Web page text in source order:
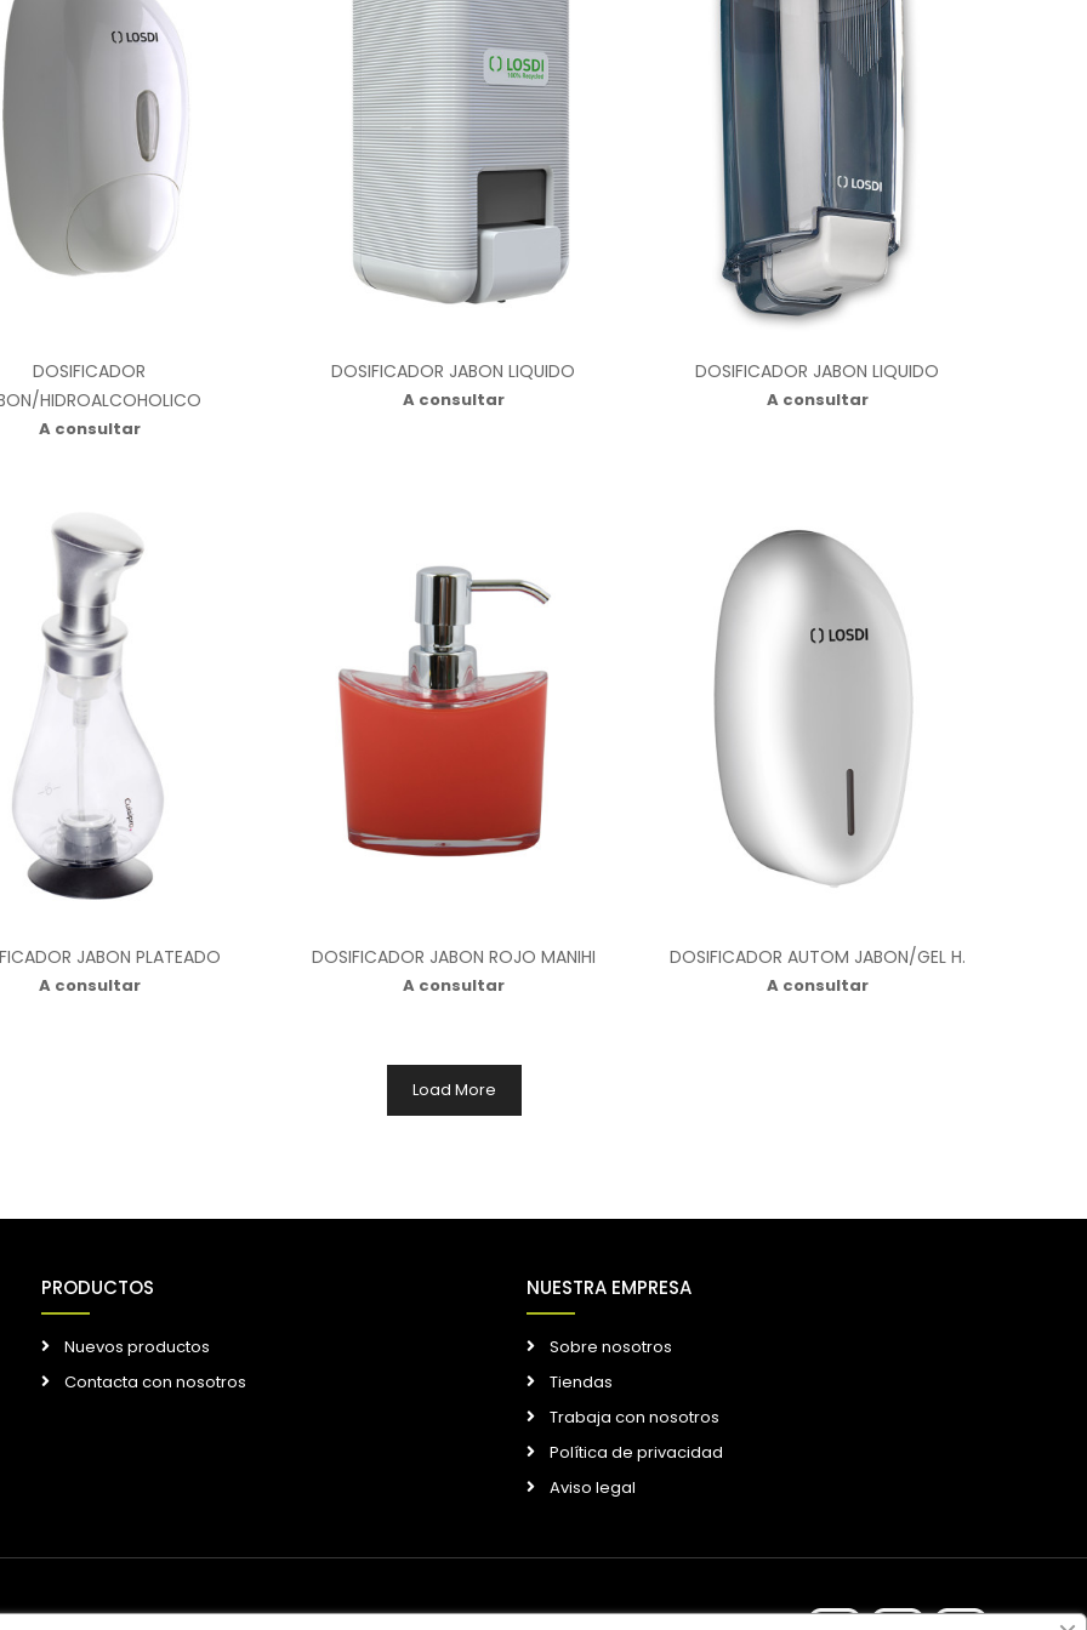
DOSIFICADOR
HIDROALCOHOLICO
A consultar
DOSIFICADOR JABON LIQUIDO
A consultar
DOSIFICADOR JABON LIQUIDO
A consultar
JABON PLATEADO
A consultar
DOSIFICADOR JABON ROJO MANIHI
A consultar
DOSIFICADOR AUTOM JABON/GEL H.
A consultar
Load More
PRODUCTOS
Nuevos productos
Contacta con nosotros
NUESTRA EMPRESA
Sobre nosotros
Tiendas
Trabaja con nosotros
Política de privacidad
Aviso legal